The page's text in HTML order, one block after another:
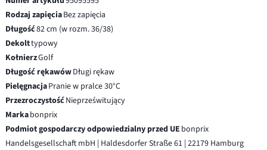
Rodzaj zapięciaBez zapięcia
Długość82 cm (w rozm. 36/38)
Dekolttypowy
KołnierzGolf
Długość rękawówDługi rękaw
PielęgnacjaPranie w pralce 30°C
PrzezroczystośćNieprześwitujący
Markabonprix
Podmiot gospodarczy odpowiedzialny przed UE bonprix
Handelsgesellschaft mbH | Haldesdorfer Straße 61 | 22179 Hamburg